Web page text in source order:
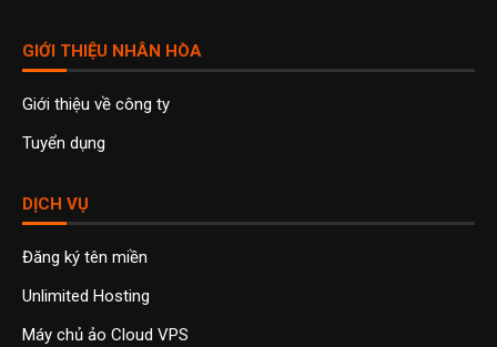
GIỚI THIỆU NHÂN HÒA
Giới thiệu về công ty
Tuyển dụng
DỊCH VỤ
Đăng ký tên miền
Unlimited Hosting
Máy chủ ảo Cloud VPS